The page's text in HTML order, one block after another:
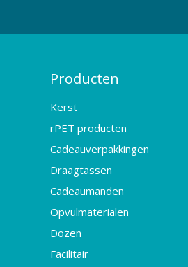
Producten
Kerst
rPET producten
Cadeauverpakkingen
Draagtassen
Cadeaumanden
Opvulmaterialen
Dozen
Facilitair